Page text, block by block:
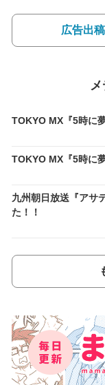
広告出
TOKYO MX『5時に
TOKYO MX『5時に
九州朝日放送『アサ
た！！